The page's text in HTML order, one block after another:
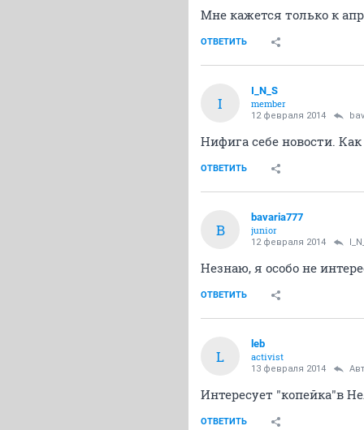
Мне кажется только к
ОТВЕТИТЬ
I
I_N_S
member
12 февраля 2014
Нифига себе новости.
ОТВЕТИТЬ
B
bavaria777
junior
12 февраля 2014
Незнаю, я особо не
ОТВЕТИТЬ
L
leb
activist
13 февраля 2014
Интересует "копейка"в
ОТВЕТИТЬ